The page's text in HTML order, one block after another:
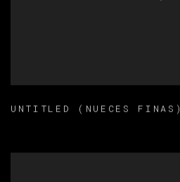
UNTITLED (NUECES FINAS)